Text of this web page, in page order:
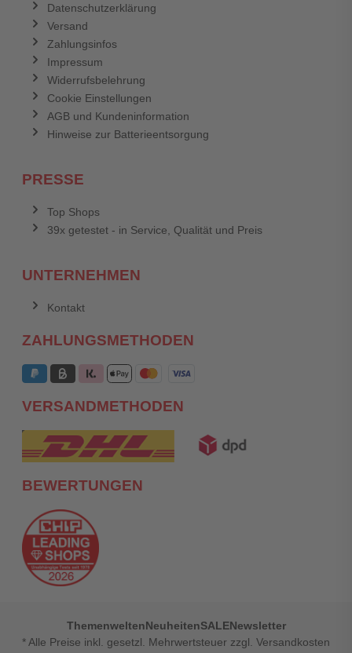
Datenschutzerklärung
Versand
Zahlungsinfos
Impressum
Widerrufsbelehrung
Cookie Einstellungen
AGB und Kundeninformation
Hinweise zur Batterieentsorgung
PRESSE
Top Shops
39x getestet - in Service, Qualität und Preis
UNTERNEHMEN
Kontakt
ZAHLUNGSMETHODEN
VERSANDMETHODEN
BEWERTUNGEN
ThemenweltenNeuheitenSALENewsletter
* Alle Preise inkl. gesetzl. Mehrwertsteuer zzgl. Versandkosten